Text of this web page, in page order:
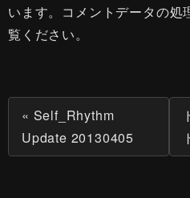
います。 コメントデータの処
覧ください。
« Self_Rhythm
Update 20130405